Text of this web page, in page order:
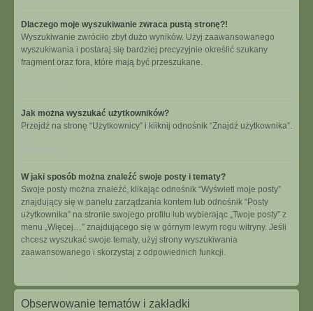
Dlaczego moje wyszukiwanie zwraca pustą stronę?!
Wyszukiwanie zwróciło zbyt dużo wyników. Użyj zaawansowanego
wyszukiwania i postaraj się bardziej precyzyjnie określić szukany
fragment oraz fora, które mają być przeszukane.
Jak można wyszukać użytkowników?
Przejdź na stronę “Użytkownicy” i kliknij odnośnik “Znajdź użytkownika”.
W jaki sposób można znaleźć swoje posty i tematy?
Swoje posty można znaleźć, klikając odnośnik “Wyświetl moje posty”
znajdujący się w panelu zarządzania kontem lub odnośnik “Posty
użytkownika” na stronie swojego profilu lub wybierając „Twoje posty” z
menu „Więcej…” znajdującego się w górnym lewym rogu witryny. Jeśli
chcesz wyszukać swoje tematy, użyj strony wyszukiwania
zaawansowanego i skorzystaj z odpowiednich funkcji.
Obserwowanie tematów i zakładki